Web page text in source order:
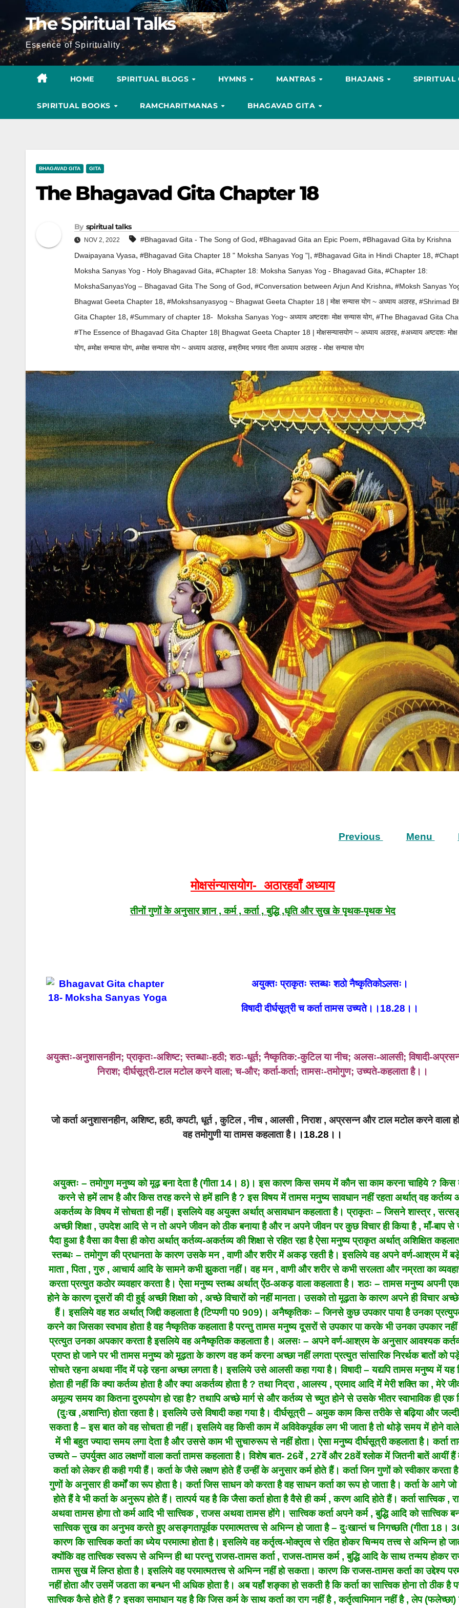
The Spiritual Talks
Essence of Spirituality
HOME SPIRITUAL BLOGS HYMNS MANTRAS BHAJANS SPIRITUAL
SPIRITUAL BOOKS RAMCHARITMANAS BHAGAVAD GITA
BHAGAVAD GITA GITA
The Bhagavad Gita Chapter 18
By spiritual talks
NOV 2, 2022 #Bhagavad Gita - The Song of God, #Bhagavad Gita an Epic Poem, #Bhagavad Gita by Krishna
Dwaipayana Vyasa, #Bhagavad Gita Chapter 18 " Moksha Sanyas Yog "|, #Bhagavad Gita in Hindi Chapter 18,
Moksha Sanyas Yog - Holy Bhagavad Gita, #Chapter 18: Moksha Sanyas Yog - Bhagavad Gita, #Chapter 18:
MokshaSanyasYog – Bhagavad Gita The Song of God, #Conversation between Arjun And Krishna, #Moksh Sanyas
Bhagwat Geeta Chapter 18, #Mokshsanyasyog ~ Bhagwat Geeta Chapter 18 | मोक्ष सन्यास योग ~ अध्याय अठारह, #Shrimad
Gita Chapter 18, #Summary of chapter 18- Moksha Sanyas Yog~ अध्याय अष्टदशः मोक्ष सन्यास योग, #The Bhagavad Gita
#The Essence of Bhagavad Gita Chapter 18| Bhagwat Geeta Chapter 18 | मोक्षसन्यासयोग ~ अध्याय अठारह, #अध्याय अष्टदशः
योग, #मोक्ष सन्यास योग, #मोक्ष सन्यास योग ~ अध्याय अठारह, #श्रीमद भगवद गीता अध्याय अठारह - मोक्ष सन्यास योग
Previous Menu
मोक्षसंन्यासयोग- अठारहवाँ अध्याय
तीनों गुणों के अनुसार ज्ञान , कर्म , कर्ता , बुद्धि ,धृति और सुख के पृथक-पृथक भेद
अयुक्तः प्राकृतः स्तब्धः शठो नैष्कृतिकोऽलसः।
विषादी दीर्घसूत्री च कर्ता तामस उच्यते।।18.28।।
अयुक्तः-अनुशासनहीन; प्राकृतः-अशिष्ट; स्तब्धाः-हठी; शठः-धूर्त; नैष्कृतिक:-कुटिल या नीच; अलसः-आलसी; विषादी-
निराश; दीर्घसूत्री-टाल मटोल करने वाला; च-और; कर्ता-कर्ता; तामसः-तमोगुण; उच्यते-कहलाता है।।
जो कर्ता अनुशासनहीन, अशिष्ट, हठी, कपटी, धूर्त , कुटिल , नीच , आलसी , निराश , अप्रसन्न और टाल मटोल करने वाला
वह तमोगुणी या तामस कहलाता है।।18.28।।
अयुक्तः – तमोगुण मनुष्य को मूढ़ बना देता है (गीता 14। 8)। इस कारण किस समय में कौन सा काम करना चाहिये ? किस
करने से हमें लाभ है और किस तरह करने से हमें हानि है ? इस विषय में तामस मनुष्य सावधान नहीं रहता अर्थात् वह कर्तव्य
अकर्तव्य के विषय में सोचता ही नहीं। इसलिये वह अयुक्त अर्थात् असावधान कहलाता है। प्राकृतः – जिसने शास्त्र ,
अच्छी शिक्षा , उपदेश आदि से न तो अपने जीवन को ठीक बनाया है और न अपने जीवन पर कुछ विचार ही किया है , माँ-बाप से
पैदा हुआ है वैसा का वैसा ही कोरा अर्थात् कर्तव्य-अकर्तव्य की शिक्षा से रहित रहा है ऐसा मनुष्य प्राकृत अर्थात् अशिक्षित
स्तब्धः – तमोगुण की प्रधानता के कारण उसके मन , वाणी और शरीर में अकड़ रहती है। इसलिये वह अपने वर्ण-आश्रम में
माता , पिता , गुरु , आचार्य आदि के सामने कभी झुकता नहीं। वह मन , वाणी और शरीर से कभी सरलता और नम्रता का
करता प्रत्युत कठोर व्यवहार करता है। ऐसा मनुष्य स्तब्ध अर्थात् ऐंठ-अकड़ वाला कहलाता है। शठः – तामस मनुष्य अपनी
होने के कारण दूसरों की दी हुई अच्छी शिक्षा को , अच्छे विचारों को नहीं मानता। उसको तो मूढ़ता के कारण अपने ही विचार
हैं। इसलिये वह शठ अर्थात् जिद्दी कहलाता है (टिप्पणी प0 909)। अनैष्कृतिकः – जिनसे कुछ उपकार पाया है उनका
करने का जिसका स्वभाव होता है वह नैष्कृतिक कहलाता है परन्तु तामस मनुष्य दूसरों से उपकार पा करके भी उनका उपकार
प्रत्युत उनका अपकार करता है इसलिये वह अनैष्कृतिक कहलाता है। अलसः – अपने वर्ण-आश्रम के अनुसार आवश्यक
प्राप्त हो जाने पर भी तामस मनुष्य को मूढ़ता के कारण वह कर्म करना अच्छा नहीं लगता प्रत्युत सांसारिक निरर्थक बातों को
सोचते रहना अथवा नींद में पड़े रहना अच्छा लगता है। इसलिये उसे आलसी कहा गया है। विषादी – यद्यपि तामस मनुष्य में यह
होता ही नहीं कि क्या कर्तव्य होता है और क्या अकर्तव्य होता है ? तथा निद्रा , आलस्य , प्रमाद आदि में मेरी शक्ति का , मेरे
अमूल्य समय का कितना दुरुपयोग हो रहा है? तथापि अच्छे मार्ग से और कर्तव्य से च्युत होने से उसके भीतर स्वाभाविक ही एक
(दुःख ,अशान्ति) होता रहता है। इसलिये उसे विषादी कहा गया है। दीर्घसूत्री – अमुक काम किस तरीके से बढ़िया और जल्दी
सकता है – इस बात को वह सोचता ही नहीं। इसलिये वह किसी काम में अविवेकपूर्वक लग भी जाता है तो थोड़े समय में होने
में भी बहुत ज्यादा समय लगा देता है और उससे काम भी सुचारुरूप से नहीं होता। ऐसा मनुष्य दीर्घसूत्री कहलाता है। कर्ता
उच्यते – उपर्युक्त आठ लक्षणों वाला कर्ता तामस कहलाता है। विशेष बात- 26वें , 27वें और 28वें श्लोक में जितनी बातें आयीं
कर्ता को लेकर ही कही गयी हैं। कर्ता के जैसे लक्षण होते हैं उन्हीं के अनुसार कर्म होते हैं। कर्ता जिन गुणों को स्वीकार करता
गुणों के अनुसार ही कर्मों का रूप होता है। कर्ता जिस साधन को करता है वह साधन कर्ता का रूप हो जाता है। कर्ता के आगे
होते हैं वे भी कर्ता के अनुरूप होते हैं। तात्पर्य यह है कि जैसा कर्ता होता है वैसे ही कर्म , करण आदि होते हैं। कर्ता सात्त्विक ,
अथवा तामस होगा तो कर्म आदि भी सात्त्विक , राजस अथवा तामस होंगे। सात्त्विक कर्ता अपने कर्म , बुद्धि आदि को सात्त्विक
सात्त्विक सुख का अनुभव करते हुए असङ्गतापूर्वक परमात्मतत्त्व से अभिन्न हो जाता है – दुःखान्तं च निगच्छति (गीता 18।
कारण कि सात्त्विक कर्ता का ध्येय परमात्मा होता है। इसलिये वह कर्तृत्व-भोक्तृत्व से रहित होकर चिन्मय तत्त्व से अभिन्न हो
क्योंकि वह तात्त्विक स्वरूप से अभिन्न ही था परन्तु राजस-तामस कर्ता , राजस-तामस कर्म , बुद्धि आदि के साथ तन्मय होकर
तामस सुख में लिप्त होता है। इसलिये वह परमात्मतत्त्व से अभिन्न नहीं हो सकता। कारण कि राजस-तामस कर्ता का उद्देश्य
नहीं होता और उसमें जडता का बन्धन भी अधिक होता है। अब यहाँ शङ्का हो सकती है कि कर्ता का सात्त्विक होना तो ठीक है
सात्त्विक कैसे होते हैं ? इसका समाधान यह है कि जिस कर्म के साथ कर्ता का राग नहीं है , कर्तृत्वाभिमान नहीं है , लेप (फलेच्छा)